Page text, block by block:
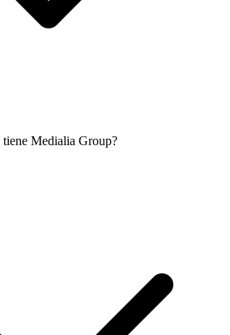
tiene Medialia Group?